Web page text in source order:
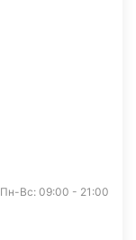
Пн-Вс: 09:00 - 21:00